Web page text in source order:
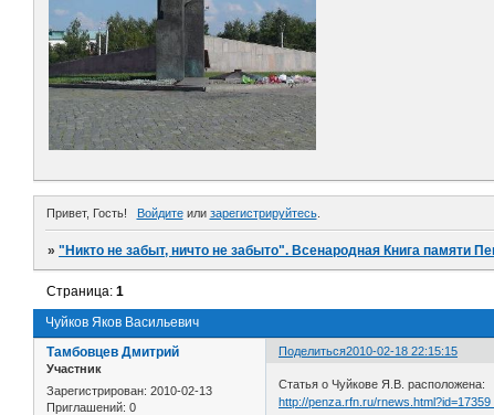
Привет, Гость! Войдитеили зарегистрируйтесь.
»"Никто не забыт, ничто не забыто". Всенародная Книга памяти
Чуйков Яков Васильевич
Страница:1
Поделиться2010-02-18 22:15:15
Тамбовцев Дмитрий
Участник
Зарегистрирован: 2010-02-13
Приглашений: 0
Статья о Чуйкове Я.В. расположена:
http://penza.rfn.ru/